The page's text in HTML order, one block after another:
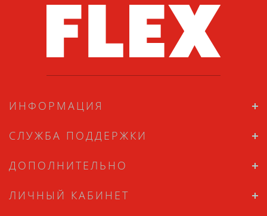
ИНФОРМАЦИЯ
СЛУЖБА ПОДДЕРЖКИ
ДОПОЛНИТЕЛЬНО
ЛИЧНЫЙ КАБИНЕТ